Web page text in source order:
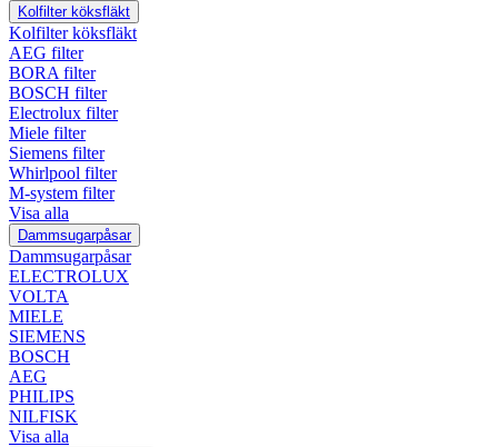
Kolfilter köksfläkt
Kolfilter köksfläkt
AEG filter
BORA filter
BOSCH filter
Electrolux filter
Miele filter
Siemens filter
Whirlpool filter
M-system filter
Visa alla
Dammsugarpåsar
Dammsugarpåsar
ELECTROLUX
VOLTA
MIELE
SIEMENS
BOSCH
AEG
PHILIPS
NILFISK
Visa alla